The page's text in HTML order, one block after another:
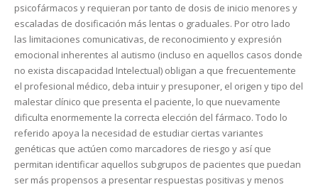
psicofármacos y requieran por tanto de dosis de inicio menores y
escaladas de dosificación más lentas o graduales. Por otro lado
las limitaciones comunicativas, de reconocimiento y expresión
emocional inherentes al autismo (incluso en aquellos casos donde
no exista discapacidad Intelectual) obligan a que frecuentemente
el profesional médico, deba intuir y presuponer, el origen y tipo del
malestar clínico que presenta el paciente, lo que nuevamente
dificulta enormemente la correcta elección del fármaco. Todo lo
referido apoya la necesidad de estudiar ciertas variantes
genéticas que actúen como marcadores de riesgo y así que
permitan identificar aquellos subgrupos de pacientes que puedan
ser más propensos a presentar respuestas positivas y menos